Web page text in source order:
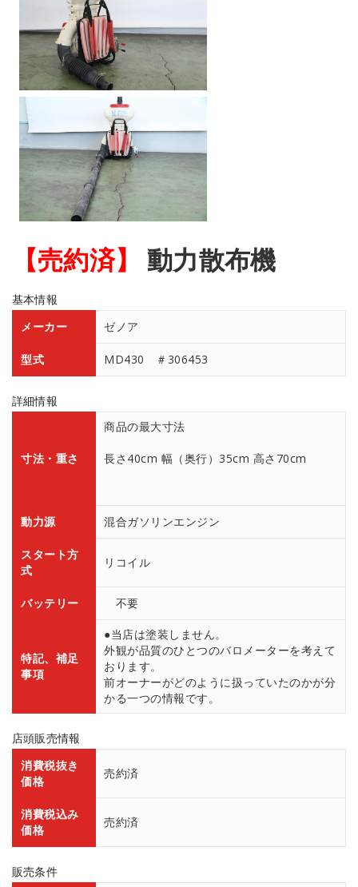
【売約済】 動力散布機
基本情報
メーカー
ゼノア
型式 MD430 ＃306453
詳細情報
寸法・重さ
商品の最大寸法
長さ40cm 幅（奥行）35cm 高さ70cm
動力源 混合ガソリンエンジン
スタート方
式
リコイル
バッテリー 不要
特記、補足
事項
●当店は塗装しません。
外観が品質のひとつのバロメーターを考えて
おります。
前オーナーがどのように扱っていたのかが分
かる一つの情報です。
店頭販売情報
消費税抜き
価格
売約済
消費税込み
価格
売約済
販売条件